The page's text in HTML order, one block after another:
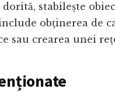
stabilește
obținerea de
sau crearea unei